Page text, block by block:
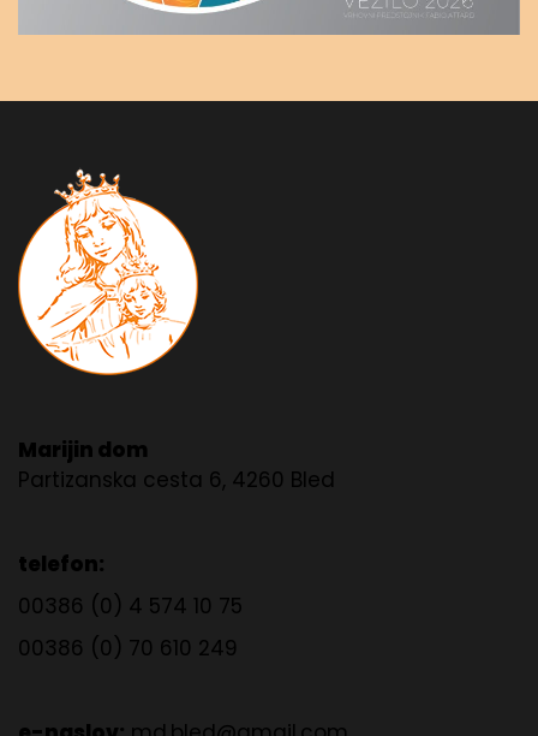
Marijin dom
Partizanska cesta 6, 4260 Bled
telefon:
00386 (0) 4 574 10 75
00386 (0) 70 610 249